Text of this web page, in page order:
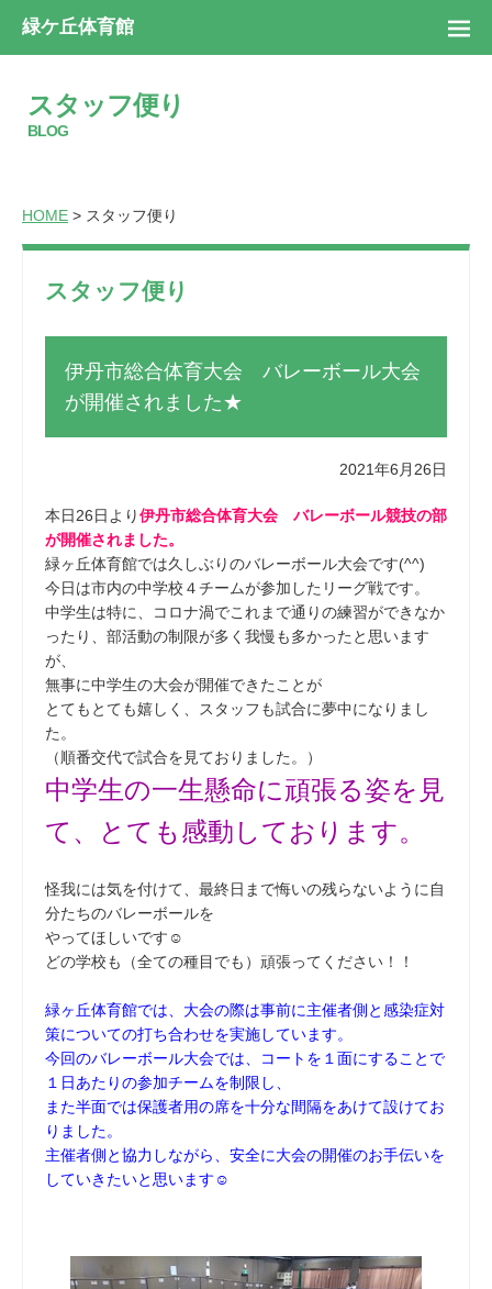
緑ケ丘体育館
スタッフ便り
BLOG
HOME > スタッフ便り
スタッフ便り
伊丹市総合体育大会 バレーボール大会
が開催されました★
2021年6月26日
本日26日より伊丹市総合体育大会 バレーボール競技の部
が開催されました。
緑ヶ丘体育館では久しぶりのバレーボール大会です(^^)
今日は市内の中学校４チームが参加したリーグ戦です。
中学生は特に、コロナ渦でこれまで通りの練習ができなか
ったり、部活動の制限が多く我慢も多かったと思います
が、
無事に中学生の大会が開催できたことが
とてもとても嬉しく、スタッフも試合に夢中になりまし
た。
（順番交代で試合を見ておりました。）
中学生の一生懸命に頑張る姿を見
て、とても感動しております。
怪我には気を付けて、最終日まで悔いの残らないように自
分たちのバレーボールを
やってほしいです☺
どの学校も（全ての種目でも）頑張ってください！！
緑ヶ丘体育館では、大会の際は事前に主催者側と感染症対
策についての打ち合わせを実施しています。
今回のバレーボール大会では、コートを１面にすることで
１日あたりの参加チームを制限し、
また半面では保護者用の席を十分な間隔をあけて設けてお
りました。
主催者側と協力しながら、安全に大会の開催のお手伝いを
していきたいと思います☺